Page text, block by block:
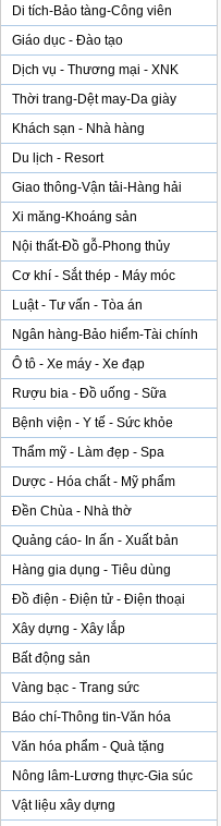
Di tích-Bảo tàng-Công viên
Giáo dục - Đào tạo
Dịch vụ - Thương mại - XNK
Thời trang-Dệt may-Da giày
Khách sạn - Nhà hàng
Du lịch - Resort
Giao thông-Vận tải-Hàng hải
Xi măng-Khoáng sản
Nội thất-Đồ gỗ-Phong thủy
Cơ khí - Sắt thép - Máy móc
Luật - Tư vấn - Tòa án
Ngân hàng-Bảo hiểm-Tài chính
Ô tô - Xe máy - Xe đạp
Rượu bia - Đồ uống - Sữa
Bệnh viện - Y tế - Sức khỏe
Thẩm mỹ - Làm đẹp - Spa
Dược - Hóa chất - Mỹ phẩm
Đền Chùa - Nhà thờ
Quảng cáo- In ấn - Xuất bản
Hàng gia dụng - Tiêu dùng
Đồ điện - Điện tử - Điện thoại
Xây dựng - Xây lắp
Bất động sản
Vàng bạc - Trang sức
Báo chí-Thông tin-Văn hóa
Văn hóa phẩm - Quà tặng
Nông lâm-Lương thực-Gia súc
Vật liệu xây dựng